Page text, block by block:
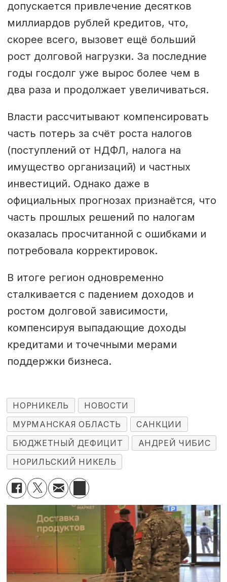
допускается привлечение десятков
миллиардов рублей кредитов, что,
скорее всего, вызовет ещё больший
рост долговой нагрузки. За последние
годы госдолг уже вырос более чем в
два раза и продолжает увеличиваться.
Власти рассчитывают компенсировать
часть потерь за счёт роста налогов
(поступлений от НДФЛ, налога на
имущество организаций) и частных
инвестиций. Однако даже в
официальных прогнозах признаётся, что
часть прошлых решений по налогам
оказалась просчитанной с ошибками и
потребовала корректировок.
В итоге регион одновременно
сталкивается с падением доходов и
ростом долговой зависимости,
компенсируя выпадающие доходы
кредитами и точечными мерами
поддержки бизнеса.
НОРНИКЕЛЬ
НОВОСТИ
МУРМАНСКАЯ ОБЛАСТЬ
САНКЦИИ
БЮДЖЕТНЫЙ ДЕФИЦИТ
АНДРЕЙ ЧИБИС
НОРИЛЬСКИЙ НИКЕЛЬ